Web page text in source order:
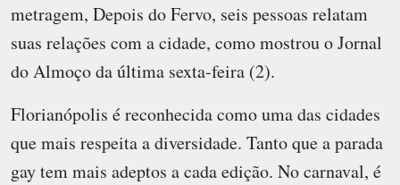
metragem, Depois do Fervo, seis pessoas relatam
suas relações com a cidade, como mostrou o Jornal
do Almoço da última sexta-feira (2).
Florianópolis é reconhecida como uma das cidades
que mais respeita a diversidade. Tanto que a parada
gay tem mais adeptos a cada edição. No carnaval, é